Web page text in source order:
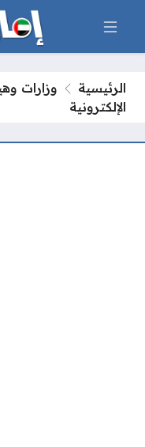
الرئيسية وزارات
الإلكترونية